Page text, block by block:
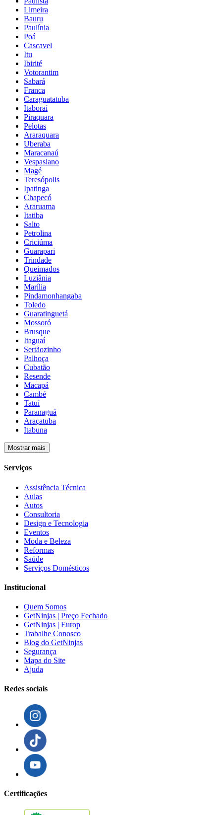
Limeira
Bauru
Paulínia
Poá
Cascavel
Itu
Ibirité
Votorantim
Sabará
Franca
Caraguatatuba
Itaboraí
Piraquara
Pelotas
Araraquara
Uberaba
Maracanaú
Vespasiano
Magé
Teresópolis
Ipatinga
Chapecó
Araruama
Itatiba
Salto
Petrolina
Criciúma
Guarapari
Trindade
Queimados
Luziânia
Marília
Pindamonhangaba
Toledo
Guaratinguetá
Mossoró
Brusque
Itaguaí
Sertãozinho
Palhoça
Cubatão
Resende
Macapá
Cambé
Tatuí
Paranaguá
Araçatuba
Itabuna
Mostrar mais
Serviços
Assistência Técnica
Aulas
Autos
Consultoria
Design e Tecnologia
Eventos
Moda e Beleza
Reformas
Saúde
Serviços Domésticos
Institucional
Quem Somos
GetNinjas | Preço Fechado
GetNinjas | Europ
Trabalhe Conosco
Blog do GetNinjas
Segurança
Mapa do Site
Ajuda
Redes sociais
Certificações